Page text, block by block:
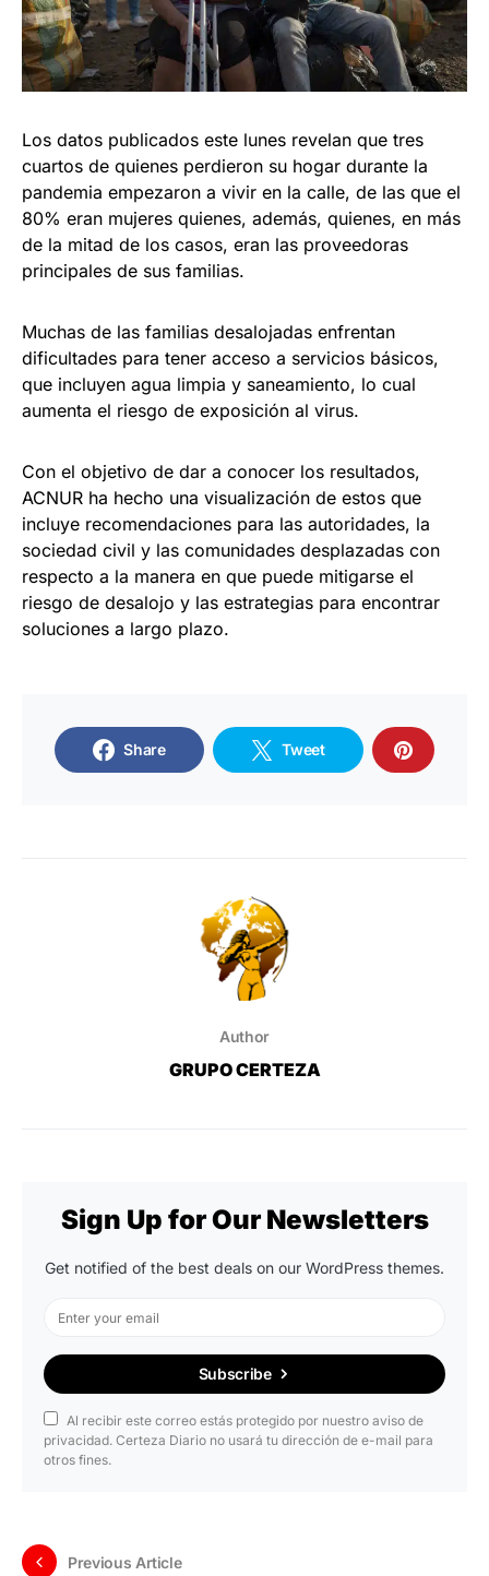
Los datos publicados este lunes revelan que tres
cuartos de quienes perdieron su hogar durante la
pandemia empezaron a vivir en la calle, de las que el
80% eran mujeres quienes, además, quienes, en más
de la mitad de los casos, eran las proveedoras
principales de sus familias.
Muchas de las familias desalojadas enfrentan
dificultades para tener acceso a servicios básicos,
que incluyen agua limpia y saneamiento, lo cual
aumenta el riesgo de exposición al virus.
Con el objetivo de dar a conocer los resultados,
ACNUR ha hecho una visualización de estos que
incluye recomendaciones para las autoridades, la
sociedad civil y las comunidades desplazadas con
respecto a la manera en que puede mitigarse el
riesgo de desalojo y las estrategias para encontrar
soluciones a largo plazo.
Share Tweet
Author
GRUPO CERTEZA
Sign Up for Our Newsletters
Get notified of the best deals on our WordPress themes.
Subscribe
Al recibir este correo estás protegido por nuestro aviso de
privacidad. Certeza Diario no usará tu dirección de e-mail para
otros fines.
Previous Article